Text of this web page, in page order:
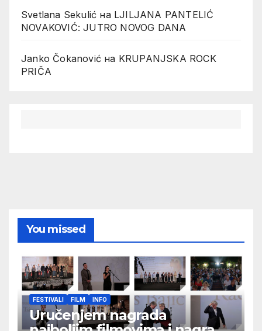
Svetlana Sekulić на LJILJANA PANTELIĆ
NOVAKOVIĆ: JUTRO NOVOG DANA
Janko Čokanović на KRUPANJSKA ROCK
PRIČA
You missed
FESTIVALI FILM INFO
Uručenjem nagrada